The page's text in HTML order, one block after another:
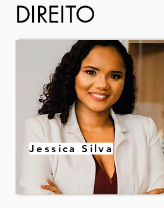
DIREITO
Jessica Silva